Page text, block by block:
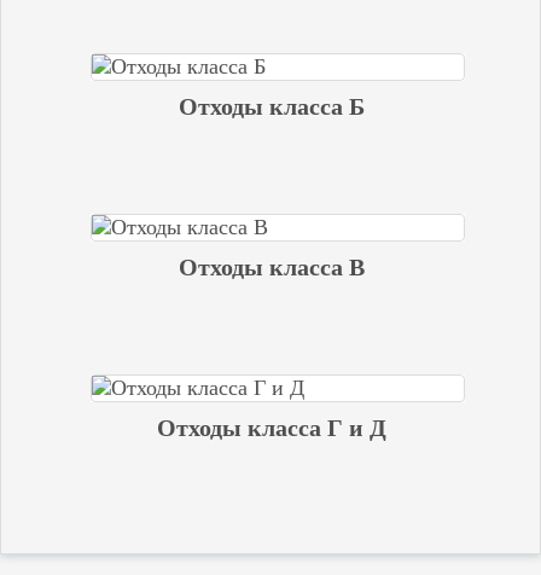
Отходы класса Б
Отходы класса В
Отходы класса Г и Д